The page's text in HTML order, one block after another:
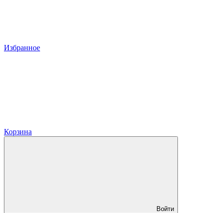
Избранное
Корзина
Войти